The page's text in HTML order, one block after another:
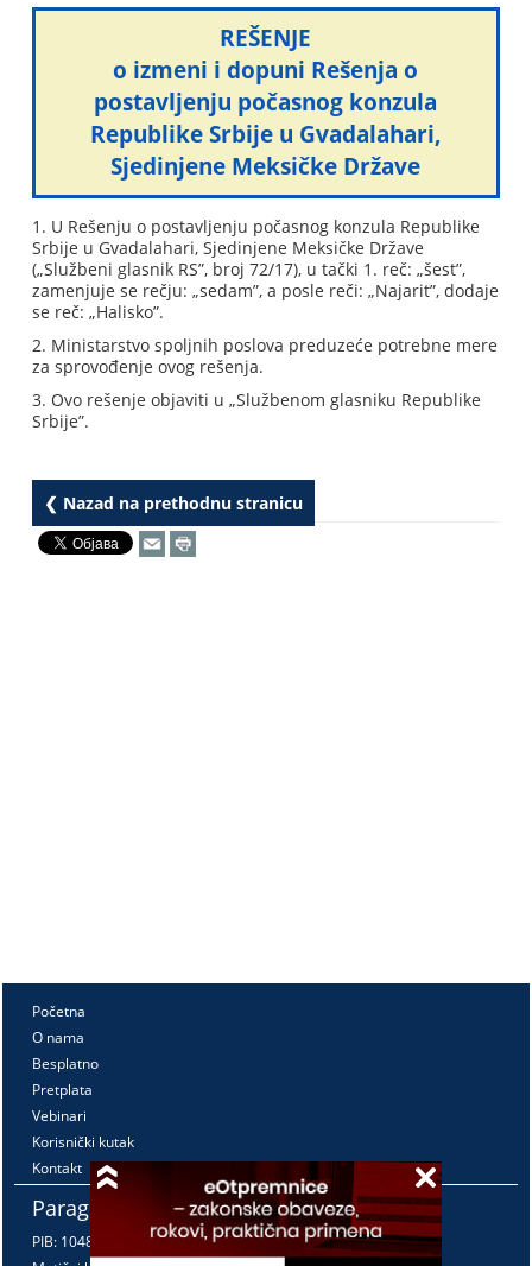
REŠENJE
o izmeni i dopuni Rešenja o
postavljenju počasnog konzula
Republike Srbije u Gvadalahari,
Sjedinjene Meksičke Države
1. U Rešenju o postavljenju počasnog konzula Republike
Srbije u Gvadalahari, Sjedinjene Meksičke Države
(„Službeni glasnik RS”, broj 72/17), u tački 1. reč: „šest”,
zamenjuje se rečju: „sedam”, a posle reči: „Najarit”, dodaje
se reč: „Halisko”.
2. Ministarstvo spoljnih poslova preduzeće potrebne mere
za sprovođenje ovog rešenja.
3. Ovo rešenje objaviti u „Službenom glasniku Republike
Srbije”.
❮ Nazad na prethodnu stranicu
Početna
O nama
Besplatno
Pretplata
Vebinari
Korisnički kutak
Kontakt
Paragraf Lex d.o.o.
PIB: 104830593